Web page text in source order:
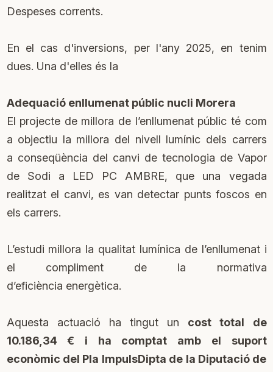
Despeses corrents.
En el cas d'inversions, per l'any 2025, en tenim
dues. Una d'elles és la
Adequació enllumenat públic nucli Morera
El projecte de millora de l’enllumenat públic té com
a objectiu la millora del nivell lumínic dels carrers
a conseqüència del canvi de tecnologia de Vapor
de Sodi a LED PC AMBRE, que una vegada
realitzat el canvi, es van detectar punts foscos en
els carrers.
L’estudi millora la qualitat lumínica de l’enllumenat i
el compliment de la normativa
d’eficiència energètica.
Aquesta actuació ha tingut un cost total de
10.186,34 € i ha comptat amb el suport
econòmic del Pla ImpulsDipta de la Diputació de